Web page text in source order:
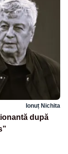
Ionuț Nichita
după